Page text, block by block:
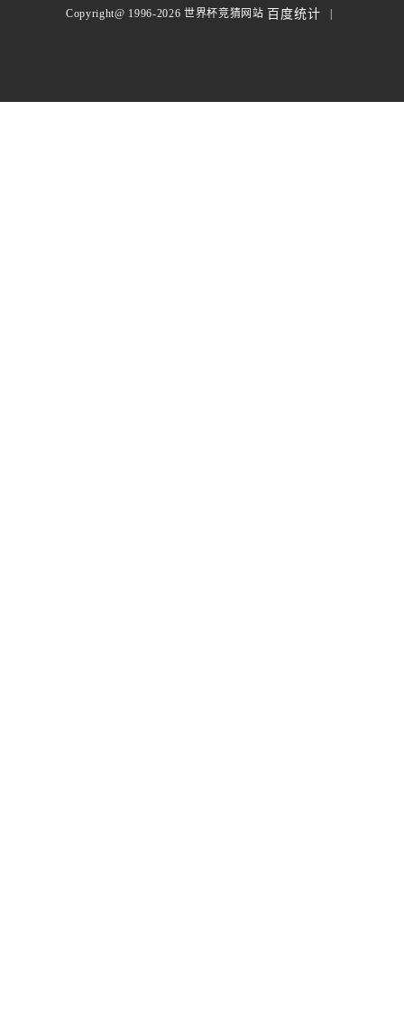
Copyright@ 1996-2026 世界杯竞猜网站 百度统计